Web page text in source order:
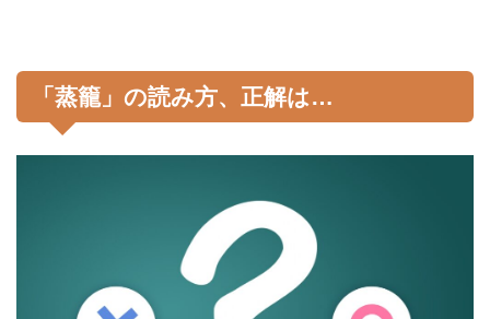
「蒸籠」の読み方、正解は…